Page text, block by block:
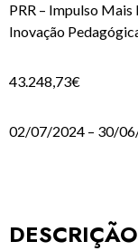
PRR – Impulso
Inovação
43.248,73€
02/07/2024 – 30/